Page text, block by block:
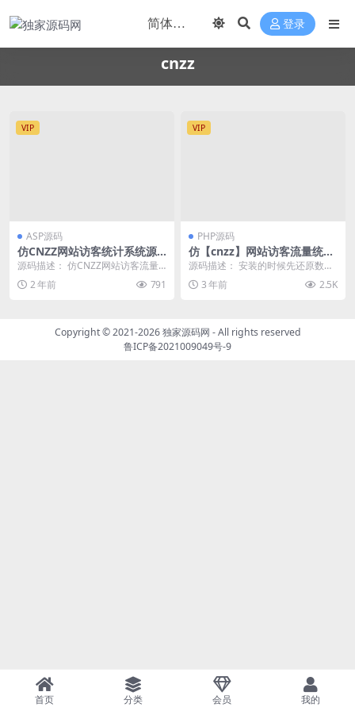
登录
cnzz
VIP
ASP源码
仿CNZZ网站访客统计系统源
码 网页访客抓取采集源码 网
源码描述： 仿CNZZ网站访客流量
统计系统源码/获取网站访客系统源
码/网页访客抓...
2 年前 791
VIP
PHP源码
仿【cnzz】网站访客流量统
计|获取网站访客系统|网页访
源码描述： 安装的时候先还原数据
库 sq_tongji_bkp_1.bak 这个...
3 年前 2.5K
Copyright © 2021-2026独家源码网 - All rights reserved
鲁ICP备2021009049号-9
首页 分类 会员 我的